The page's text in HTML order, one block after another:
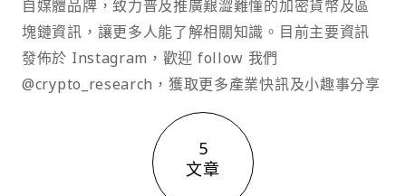
自媒體品牌，致力普及推廣艱澀難懂的加密貨幣及區
塊鏈資訊，讓更多人能了解相關知識。目前主要資訊
發佈於 Instagram，歡迎 follow 我們
@crypto_research，獲取更多產業快訊及小趣事分享
5
文章